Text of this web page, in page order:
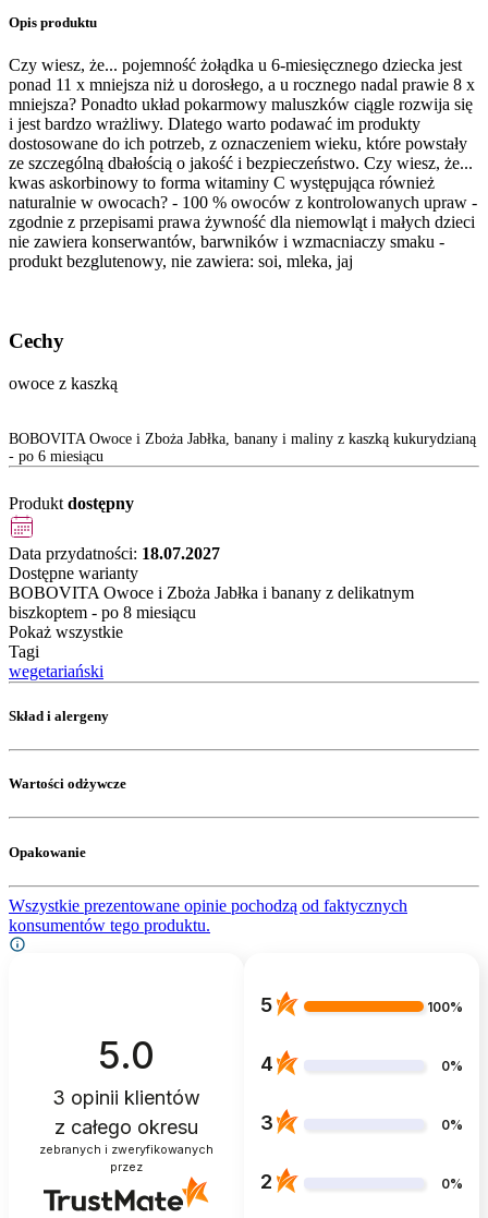
Opis produktu
Czy wiesz, że... pojemność żołądka u 6-miesięcznego dziecka jest
ponad 11 x mniejsza niż u dorosłego, a u rocznego nadal prawie 8 x
mniejsza? Ponadto układ pokarmowy maluszków ciągle rozwija się
i jest bardzo wrażliwy. Dlatego warto podawać im produkty
dostosowane do ich potrzeb, z oznaczeniem wieku, które powstały
ze szczególną dbałością o jakość i bezpieczeństwo. Czy wiesz, że...
kwas askorbinowy to forma witaminy C występująca również
naturalnie w owocach? - 100 % owoców z kontrolowanych upraw -
zgodnie z przepisami prawa żywność dla niemowląt i małych dzieci
nie zawiera konserwantów, barwników i wzmacniaczy smaku -
produkt bezglutenowy, nie zawiera: soi, mleka, jaj
Cechy
owoce z kaszką
BOBOVITA Owoce i Zboża Jabłka, banany i maliny z kaszką kukurydzianą
- po 6 miesiącu
Produkt dostępny
Data przydatności: 18.07.2027
Dostępne warianty
BOBOVITA Owoce i Zboża Jabłka i banany z delikatnym
biszkoptem - po 8 miesiącu
Pokaż wszystkie
Tagi
wegetariański
Skład i alergeny
Wartości odżywcze
Opakowanie
Wszystkie prezentowane opinie pochodzą od faktycznych
konsumentów tego produktu.
5.0
3 opinii klientów
z całego okresu
zebranych i zweryfikowanych
przez
5 100%
4 0%
3 0%
2 0%